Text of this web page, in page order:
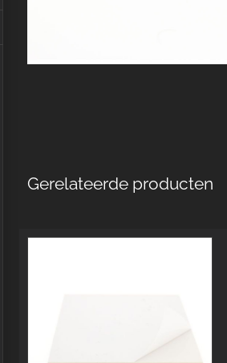
Gerelateerde producten